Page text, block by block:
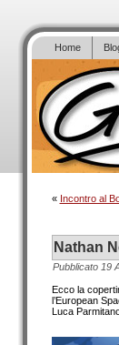
Home
« Incontro al
Nathan
Pubblicato 19
Ecco la
l’European
Luca